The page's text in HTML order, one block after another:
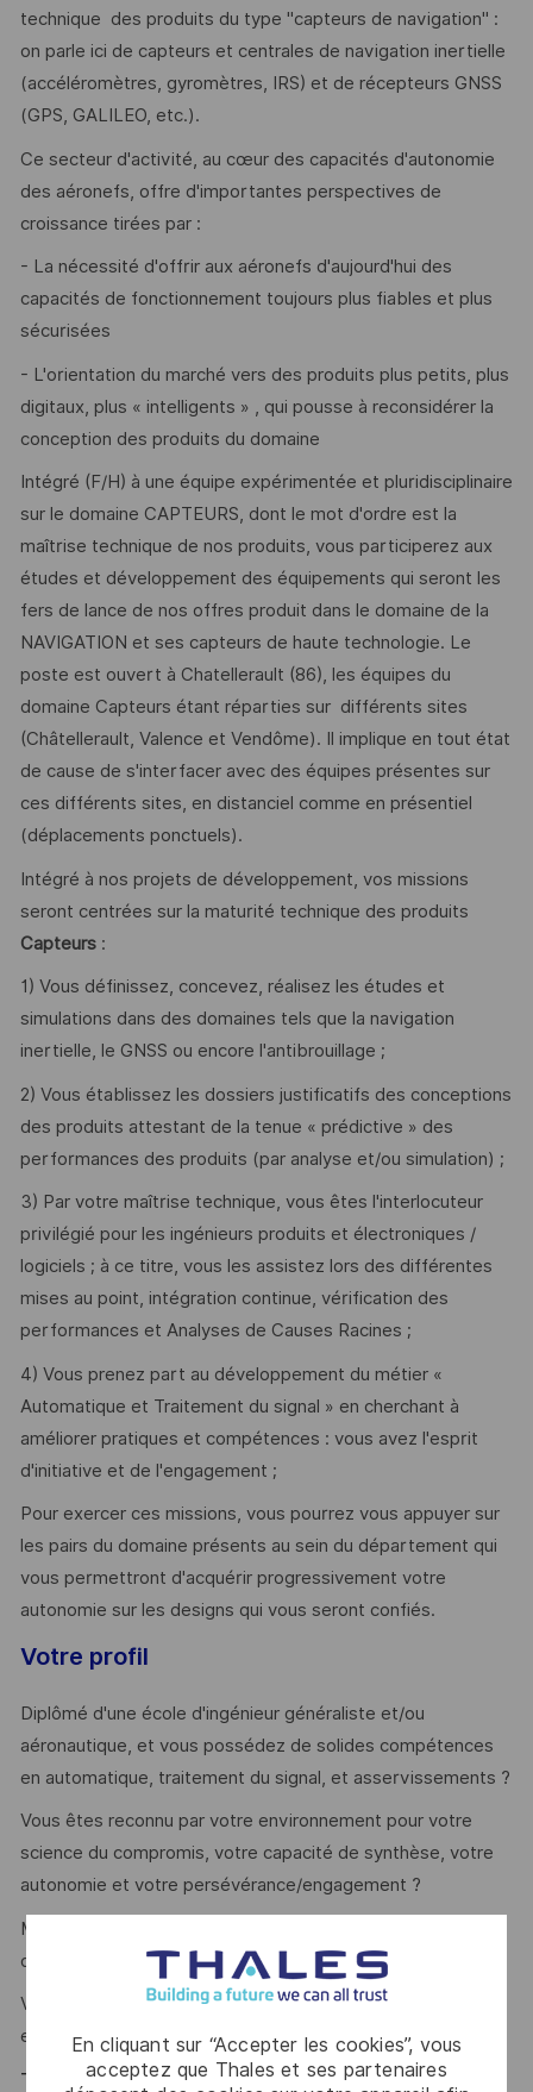
En cliquant sur “Accepter les cookies”, vous
acceptez que Thales et ses partenaires
technique des produits du type "capteurs de navigation" :
on parle ici de capteurs et centrales de navigation inertielle
(accéléromètres, gyromètres, IRS) et de récepteurs GNSS
(GPS, GALILEO, etc.).
Ce secteur d'activité, au cœur des capacités d'autonomie
des aéronefs, offre d'importantes perspectives de
croissance tirées par :
- La nécessité d'offrir aux aéronefs d'aujourd'hui des
capacités de fonctionnement toujours plus fiables et plus
sécurisées
- L'orientation du marché vers des produits plus petits, plus
digitaux, plus « intelligents » , qui pousse à reconsidérer la
conception des produits du domaine
Intégré (F/H) à une équipe expérimentée et pluridisciplinaire
sur le domaine CAPTEURS, dont le mot d'ordre est la
maîtrise technique de nos produits, vous participerez aux
études et développement des équipements qui seront les
fers de lance de nos offres produit dans le domaine de la
NAVIGATION et ses capteurs de haute technologie. Le
poste est ouvert à Chatellerault (86), les équipes du
domaine Capteurs étant réparties sur différents sites
(Châtellerault, Valence et Vendôme). Il implique en tout état
de cause de s'interfacer avec des équipes présentes sur
ces différents sites, en distanciel comme en présentiel
(déplacements ponctuels).
Intégré à nos projets de développement, vos missions
seront centrées sur la maturité technique des produits
Capteurs :
1) Vous définissez, concevez, réalisez les études et
simulations dans des domaines tels que la navigation
inertielle, le GNSS ou encore l'antibrouillage ;
2) Vous établissez les dossiers justificatifs des conceptions
des produits attestant de la tenue « prédictive » des
performances des produits (par analyse et/ou simulation) ;
3) Par votre maîtrise technique, vous êtes l'interlocuteur
privilégié pour les ingénieurs produits et électroniques /
logiciels ; à ce titre, vous les assistez lors des différentes
mises au point, intégration continue, vérification des
performances et Analyses de Causes Racines ;
4) Vous prenez part au développement du métier «
Automatique et Traitement du signal » en cherchant à
améliorer pratiques et compétences : vous avez l'esprit
d'initiative et de l'engagement ;
Pour exercer ces missions, vous pourrez vous appuyer sur
les pairs du domaine présents au sein du département qui
vous permettront d'acquérir progressivement votre
autonomie sur les designs qui vous seront confiés.
Votre profil
Diplômé d'une école d'ingénieur généraliste et/ou
aéronautique, et vous possédez de solides compétences
en automatique, traitement du signal, et asservissements ?
Vous êtes reconnu par votre environnement pour votre
science du compromis, votre capacité de synthèse, votre
autonomie et votre persévérance/engagement ?
Matlab / Simulink, développement en C et Python sont des
outils et langages que vous maitrisez ?
Vous avez la volonté et le goût pour comprendre et
expliquer les phénomènes physiques ?
Thales, entreprise Handi-Engagée, reconnait